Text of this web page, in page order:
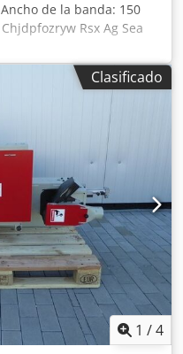
de la banda: 150
Rsx Ag Sea
Clasificado
1 /4